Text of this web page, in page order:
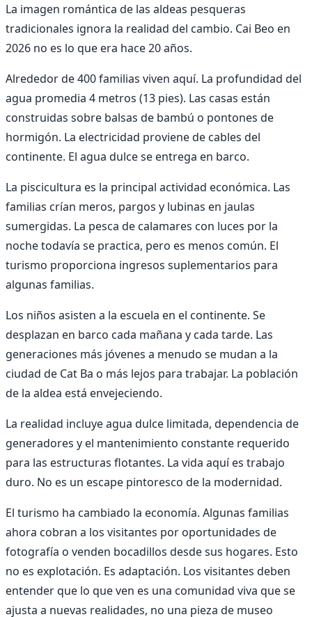
La imagen romántica de las aldeas pesqueras
tradicionales ignora la realidad del cambio. Cai Beo en
2026 no es lo que era hace 20 años.
Alrededor de 400 familias viven aquí. La profundidad del
agua promedia 4 metros (13 pies). Las casas están
construidas sobre balsas de bambú o pontones de
hormigón. La electricidad proviene de cables del
continente. El agua dulce se entrega en barco.
La piscicultura es la principal actividad económica. Las
familias crían meros, pargos y lubinas en jaulas
sumergidas. La pesca de calamares con luces por la
noche todavía se practica, pero es menos común. El
turismo proporciona ingresos suplementarios para
algunas familias.
Los niños asisten a la escuela en el continente. Se
desplazan en barco cada mañana y cada tarde. Las
generaciones más jóvenes a menudo se mudan a la
ciudad de Cat Ba o más lejos para trabajar. La población
de la aldea está envejeciendo.
La realidad incluye agua dulce limitada, dependencia de
generadores y el mantenimiento constante requerido
para las estructuras flotantes. La vida aquí es trabajo
duro. No es un escape pintoresco de la modernidad.
El turismo ha cambiado la economía. Algunas familias
ahora cobran a los visitantes por oportunidades de
fotografía o venden bocadillos desde sus hogares. Esto
no es explotación. Es adaptación. Los visitantes deben
entender que lo que ven es una comunidad viva que se
ajusta a nuevas realidades, no una pieza de museo